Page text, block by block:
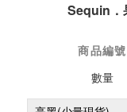
Sequin．
商品編號
數量